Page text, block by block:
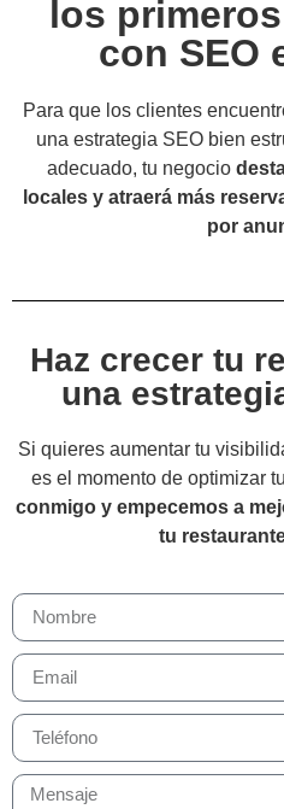
los
con SEO
Para que los clientes
una estrategia SEO bien
adecuado, tu negocio
locales y atraerá más
por
Haz crecer tu
una
Si quieres aumentar tu
es el momento de optimizar
conmigo y empecemos a
tu